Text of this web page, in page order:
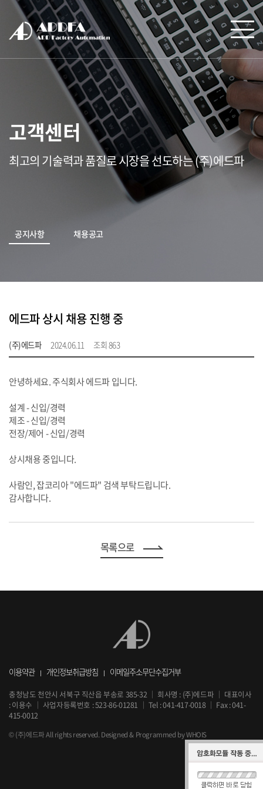
고객센터
최고의 기술력과 품질로 시장을 선도하는 (주)에드파
공지사항 채용공고
에드파 상시 채용 진행 중
(주)에드파 2024.06.11 조회 863
안녕하세요. 주식회사 에드파 입니다.
설계 - 신입/경력
제조 - 신입/경력
전장/제어 - 신입/경력
상시채용 중입니다.
사람인, 잡코리아 "에드파" 검색 부탁드립니다.
감사합니다.
목록으로
이용약관 개인정보취급방침
이메일주소무단수집거부
충청남도 천안시 서북구 직산읍 부송로 385-32 ｜ 회사명 : (주)에드파 ｜ 대표이사
: 이용수 ｜ 사업자등록번호 : 523-86-01281 ｜ Tel :041-417-0018｜ Fax : 041-
415-0012
© (주)에드파 All rights reserved.Designed & Programmed by WHOIS